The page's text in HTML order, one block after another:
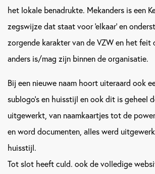
het lokale benadrukte. Mekanders is een
zegswijze dat staat voor ‘elkaar’ en
zorgende karakter van de VZW en het feit
anders is/mag zijn binnen de organisatie.
Bij een nieuwe naam hoort uiteraard ook
sublogo's en huisstijl en ook dit is geheel
uitgewerkt, van naamkaartjes tot de
en word documenten, alles werd
huisstijl.
Tot slot heeft culd. ook de volledige